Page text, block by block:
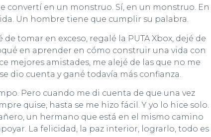
convertí en un monstruo. Sí, en un monstruo. En
Un hombre tiene que cumplir su palabra.
tomar en exceso, regalé la PUTA Xbox, dejé de
en aprender en cómo construir una vida con
mejores amistades, me alejé de las que no me
dio cuenta y gané todavía más confianza.
Pero cuando me di cuenta de que una vez
quise, hasta se me hizo fácil. Y yo lo hice solo.
un hermano que está en el mismo camino
La felicidad, la paz interior, lograrlo, todo es